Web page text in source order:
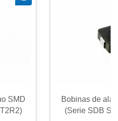
SMD
Bobinas de
(Serie SDB